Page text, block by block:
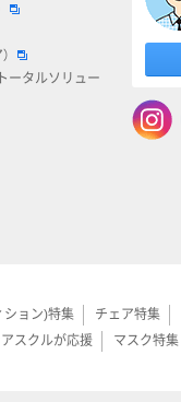
ータルソリュー
ション)特集 チェア特集
スクルが応援 マスク特集